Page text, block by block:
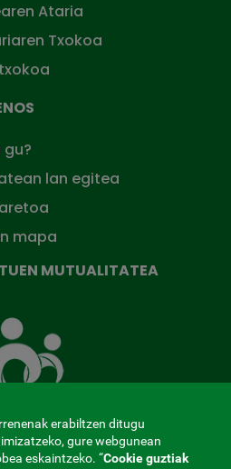
Ataria
Txokoa
gu?
lan egitea
mapa
MUTUALITATEA
erabiltzen ditugu
gure webgunean
eskaintzeko. “Cookie guztiak